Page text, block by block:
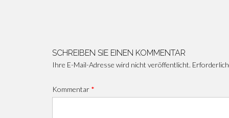
SCHREIBEN SIE EINEN KOMMENTAR
Ihre E-Mail-Adresse wird nicht veröffentlicht.
Kommentar *